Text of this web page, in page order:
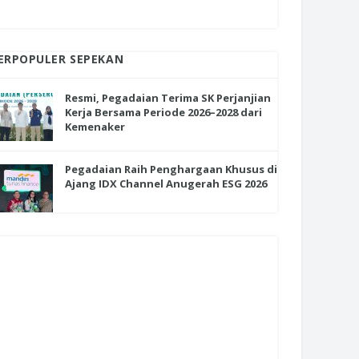
SEPEKAN
Resmi, Pegadaian Terima SK Perjanjian
Kerja Bersama Periode 2026–2028 dari
Kemenaker
Pegadaian Raih Penghargaan Khusus di
Ajang IDX Channel Anugerah ESG 2026